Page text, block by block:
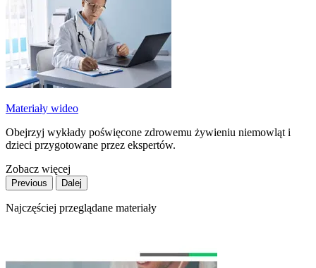
Materiały wideo
Obejrzyj wykłady poświęcone zdrowemu żywieniu niemowląt i
dzieci przygotowane przez ekspertów.
Zobacz więcej
Previous Dalej
Najczęściej przeglądane materiały